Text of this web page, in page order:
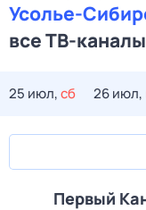
Усолье-
все ТВ-каналы
25 июл,сб 26 июл,
Первый